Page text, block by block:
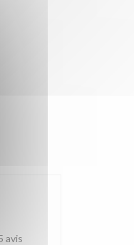
avis